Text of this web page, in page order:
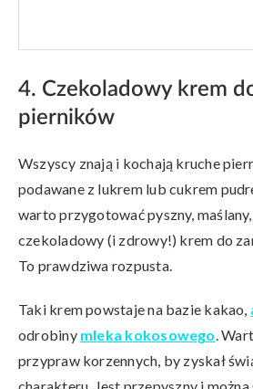
4. Czekoladowy krem
pierników
Wszyscy znają i kochają kruche
podawane z lukrem lub cukrem
warto przygotować pyszny,
czekoladowy (i zdrowy!) krem do
To prawdziwa rozpusta.
Taki krem powstaje na bazie kakao,
odrobiny mleka kokosowego.
przypraw korzennych, by zyskał